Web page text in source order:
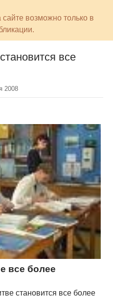
сайте возможно только в
все
2008
все более
становится все более